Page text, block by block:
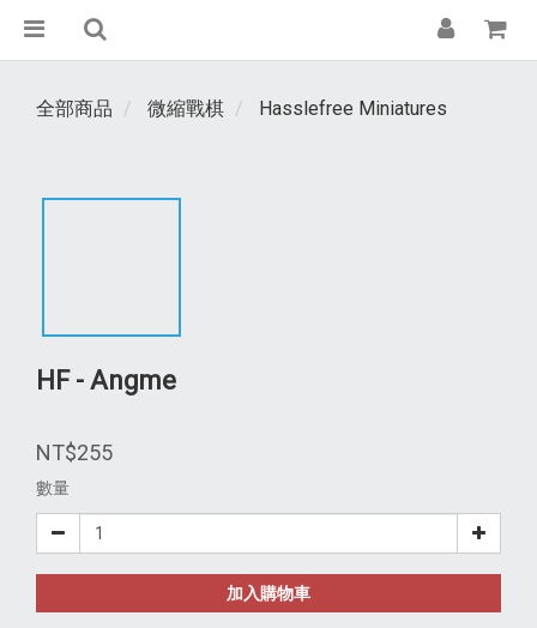
全部商品 微縮戰棋 Hasslefree Miniatures
HF - Angme
NT$255
數量
加入購物車